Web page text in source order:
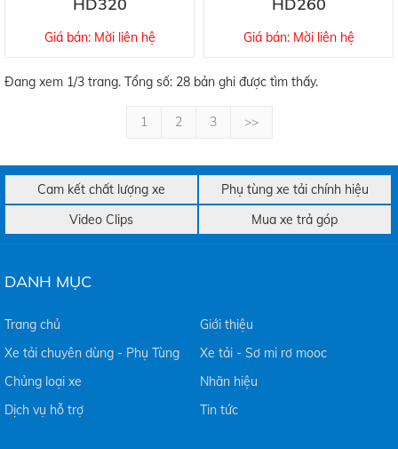
Giá bán: Mời liên hệ Giá bán: Mời liên hệ
Đang xem 1/3 trang. Tổng số: 28 bản ghi được tìm thấy.
1 2 3 >>
Cam kết chất lượng xe
Phụ tùng xe tải chính hiệu
Video Clips
Mua xe trả góp
DANH MỤC
Trang chủ
Giới thiệu
Xe tải chuyên dùng - Phụ Tùng
Xe tải - Sơ mi rơ mooc
Chủng loại xe
Nhãn hiệu
Dịch vụ hỗ trợ
Tin tức